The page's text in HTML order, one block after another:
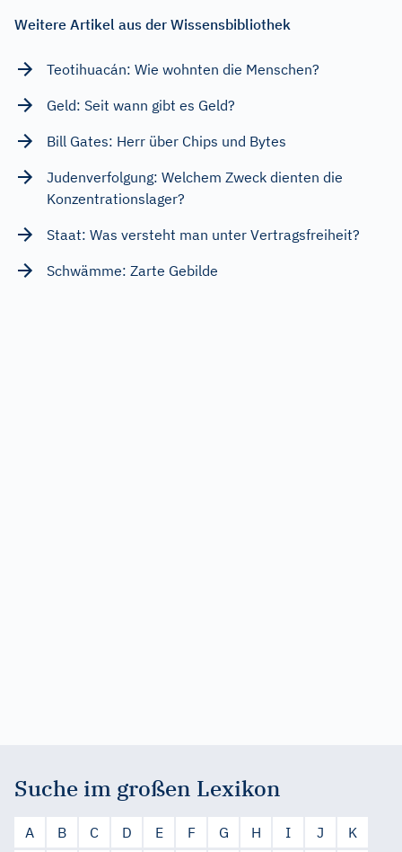
Weitere Artikel aus der Wissensbibliothek
Teotihuacán: Wie wohnten die Menschen?
Geld: Seit wann gibt es Geld?
Bill Gates: Herr über Chips und Bytes
Judenverfolgung: Welchem Zweck dienten die
Konzentrationslager?
Staat: Was versteht man unter Vertragsfreiheit?
Schwämme: Zarte Gebilde
Suche im großen Lexikon
A B C D E F G H I J
K